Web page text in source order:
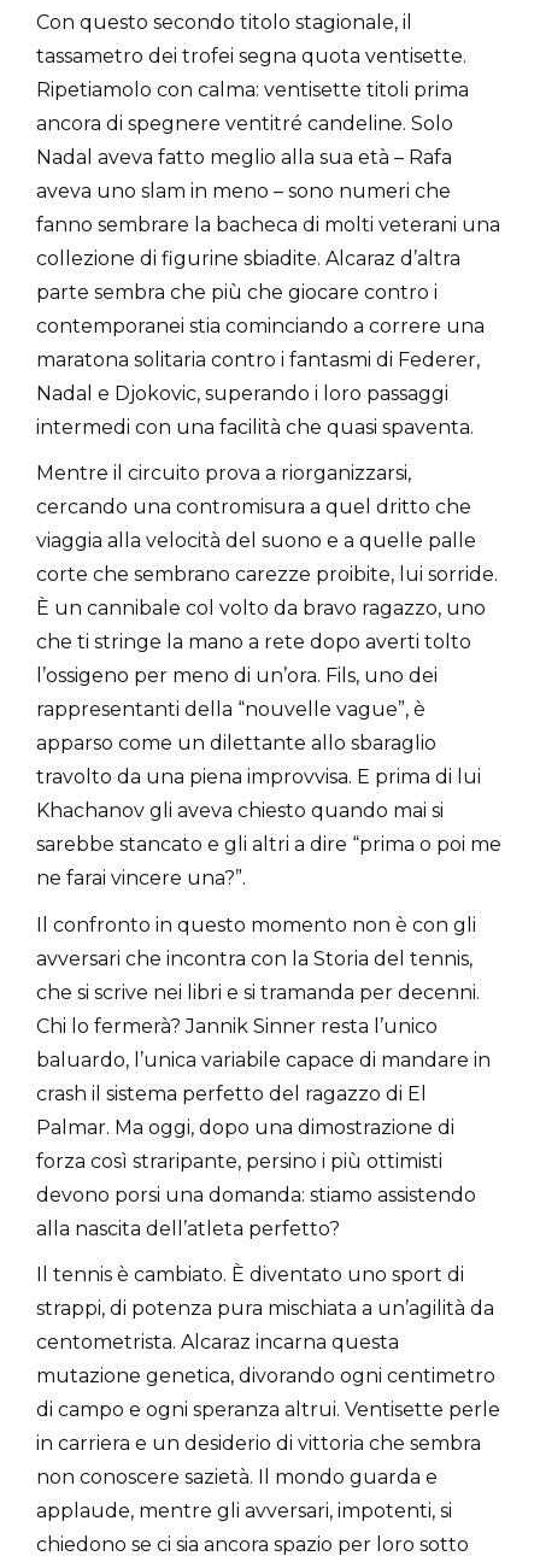
Con questo secondo titolo stagionale, il
tassametro dei trofei segna quota ventisette.
Ripetiamolo con calma: ventisette titoli prima
ancora di spegnere ventitré candeline. Solo
Nadal aveva fatto meglio alla sua età – Rafa
aveva uno slam in meno – sono numeri che
fanno sembrare la bacheca di molti veterani una
collezione di figurine sbiadite. Alcaraz d’altra
parte sembra che più che giocare contro i
contemporanei stia cominciando a correre una
maratona solitaria contro i fantasmi di Federer,
Nadal e Djokovic, superando i loro passaggi
intermedi con una facilità che quasi spaventa.
Mentre il circuito prova a riorganizzarsi,
cercando una contromisura a quel dritto che
viaggia alla velocità del suono e a quelle palle
corte che sembrano carezze proibite, lui sorride.
È un cannibale col volto da bravo ragazzo, uno
che ti stringe la mano a rete dopo averti tolto
l’ossigeno per meno di un’ora. Fils, uno dei
rappresentanti della “nouvelle vague”, è
apparso come un dilettante allo sbaraglio
travolto da una piena improvvisa. E prima di lui
Khachanov gli aveva chiesto quando mai si
sarebbe stancato e gli altri a dire “prima o poi me
ne farai vincere una?”.
Il confronto in questo momento non è con gli
avversari che incontra con la Storia del tennis,
che si scrive nei libri e si tramanda per decenni.
Chi lo fermerà? Jannik Sinner resta l’unico
baluardo, l’unica variabile capace di mandare in
crash il sistema perfetto del ragazzo di El
Palmar. Ma oggi, dopo una dimostrazione di
forza così straripante, persino i più ottimisti
devono porsi una domanda: stiamo assistendo
alla nascita dell’atleta perfetto?
Il tennis è cambiato. È diventato uno sport di
strappi, di potenza pura mischiata a un’agilità da
centometrista. Alcaraz incarna questa
mutazione genetica, divorando ogni centimetro
di campo e ogni speranza altrui. Ventisette perle
in carriera e un desiderio di vittoria che sembra
non conoscere sazietà. Il mondo guarda e
applaude, mentre gli avversari, impotenti, si
chiedono se ci sia ancora spazio per loro sotto